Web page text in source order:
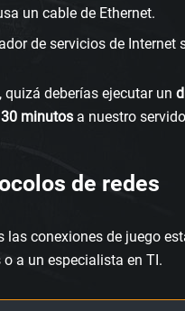
un cable de Ethernet.
de servicios de Internet
quizá deberías ejecutar un
minutos a nuestro
de redes
las conexiones de juego
a un especialista en TI.